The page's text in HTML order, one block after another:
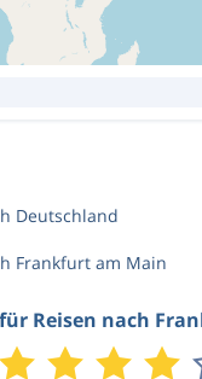
Deutschland
Frankfurt am Main
Reisen nach